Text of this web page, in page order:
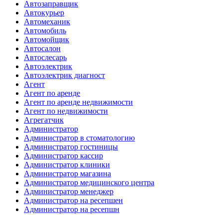
Автозаправщик
Автокурьер
Автомеханик
Автомобиль
Автомойщик
Автосалон
Автослесарь
Автоэлектрик
Автоэлектрик диагност
Агент
Агент по аренде
Агент по аренде недвижимости
Агент по недвижимости
Агрегатчик
Администратор
Администратор в стоматологию
Администратор гостиницы
Администратор кассир
Администратор клиники
Администратор магазина
Администратор медицинского центра
Администратор менеджер
Администратор на ресепшен
Администратор на ресепшн